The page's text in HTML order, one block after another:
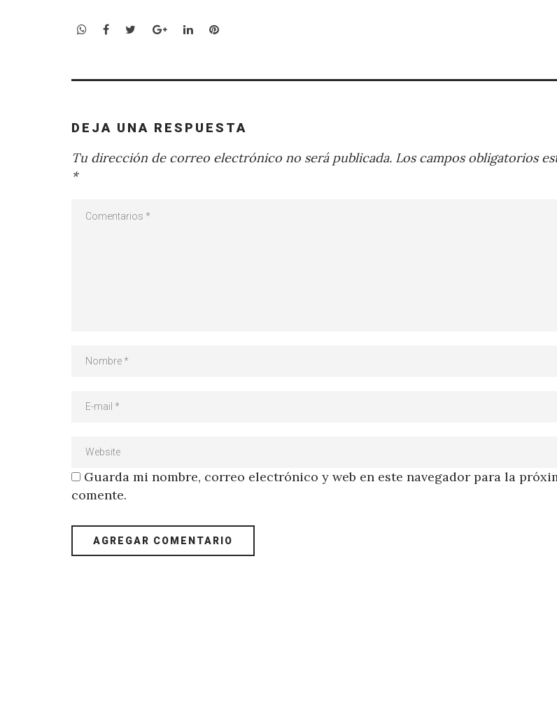
WhatsApp
Facebook
TwitterGoogle+LinkedInPinterest
DEJA UNA RESPUESTA
Tu dirección de correo electrónico no será publicada. Los campos obligatorios
*
Guarda mi nombre, correo electrónico y web en este navegador para la
comente.